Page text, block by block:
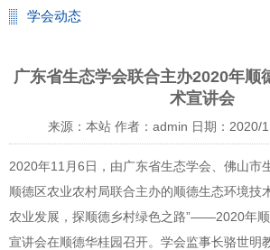
学会动态
广东省生态学会联合主办2020年顺
术宣讲会
来源：本站 作者：admin 日期：2020/
2020年11月6日， 由广东省生态学会、佛山市
顺德区农业农村局联合主办的顺德生态环境技
农业发展，探顺德乡村绿色之路”——2020年
宣讲会在顺德华桂园召开。学会监事长骆世明